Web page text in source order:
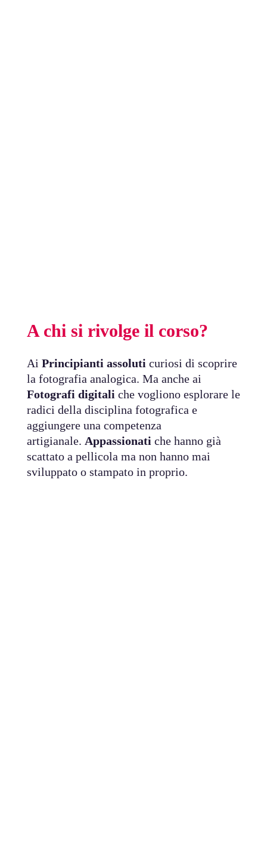
A chi si rivolge il corso?
Ai Principianti assoluti curiosi di scoprire
la fotografia analogica. Ma anche ai
Fotografi digitali che vogliono esplorare le
radici della disciplina fotografica e
aggiungere una competenza
artigianale. Appassionati che hanno già
scattato a pellicola ma non hanno mai
sviluppato o stampato in proprio.